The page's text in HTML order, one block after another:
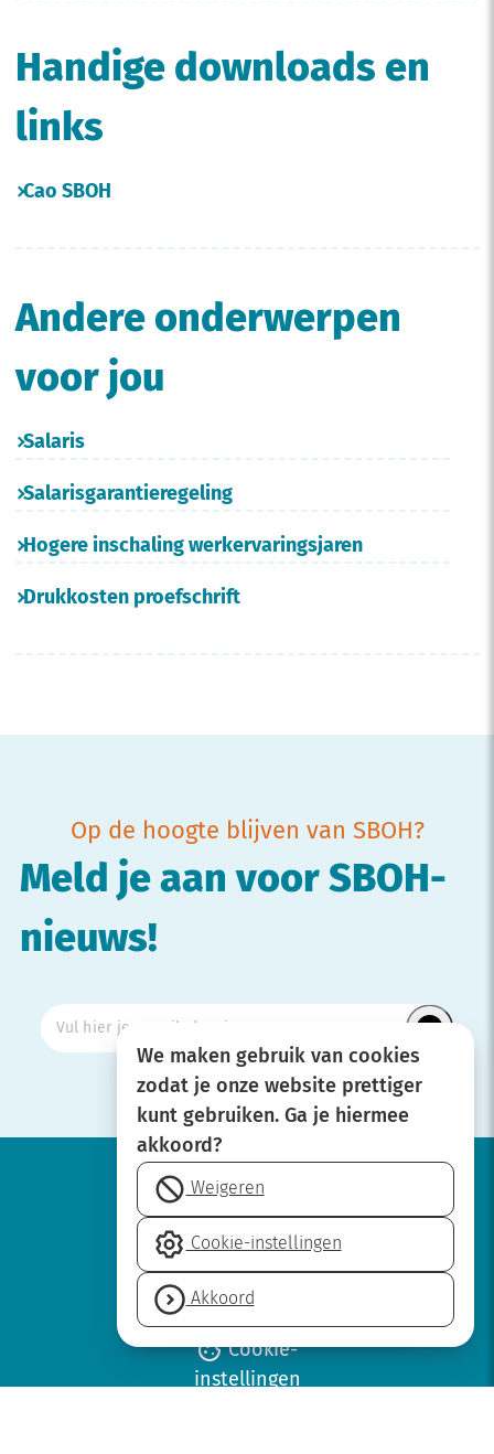
Handige downloads en
links
Cao SBOH
Andere onderwerpen
voor jou
Salaris
Salarisgarantieregeling
Hogere inschaling werkervaringsjaren
Drukkosten proefschrift
Op de hoogte blijven van SBOH?
Meld je aan voor SBOH-
nieuws!
Werken bij
Privacyverklaring
Cookie-
instellingen
We maken gebruik van cookies
zodat je onze website prettiger
kunt gebruiken. Ga je hiermee
akkoord?
Weigeren
Cookie-instellingen
Akkoord